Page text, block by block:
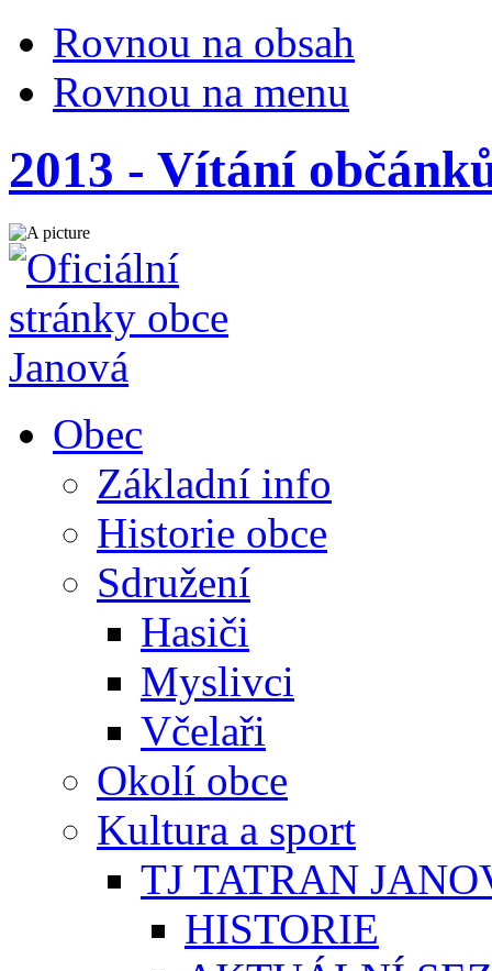
Rovnou na obsah
Rovnou na menu
2013 - Vítání
Obec
Základní info
Historie obce
Sdružení
Hasiči
Myslivci
Včelaři
Okolí obce
Kultura a sport
TJ TATRAN
HISTORIE